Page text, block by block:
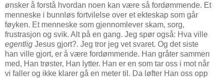
ønsker å forstå hvordan noen kan være så fordømmende. Et
menneske i bunnløs fortvilelse over et ekteskap som går
føyken. Et menneske som gjennomlever skam, sorg,
frustrasjon og svik. Alt på en gang. Jeg spør også: Hva ville
egentlig Jesus gjort?. Jeg tror jeg vet svaret. Og det siste
han ville gjort, er å være fordømmende. Han gråter sammen
med, Han trøster, Han lytter. Han er en som tar oss i mot når
vi faller og ikke klarer gå en meter til. Da løfter Han oss opp